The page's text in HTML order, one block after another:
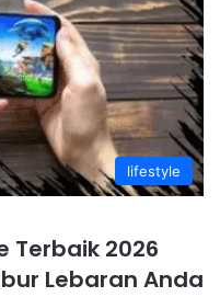
lifestyle
Terbaik 2026
Lebaran Anda